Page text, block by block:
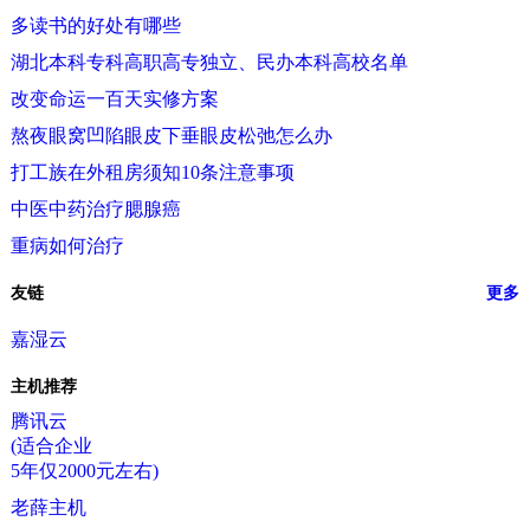
多读书的好处有哪些
湖北本科专科高职高专独立、民办本科高校名单
改变命运一百天实修方案
熬夜眼窝凹陷眼皮下垂眼皮松弛怎么办
打工族在外租房须知10条注意事项
中医中药治疗腮腺癌
重病如何治疗
友链 更多
嘉湿云
主机推荐
腾讯云
(适合企业
5年仅2000元左右)
老薛主机